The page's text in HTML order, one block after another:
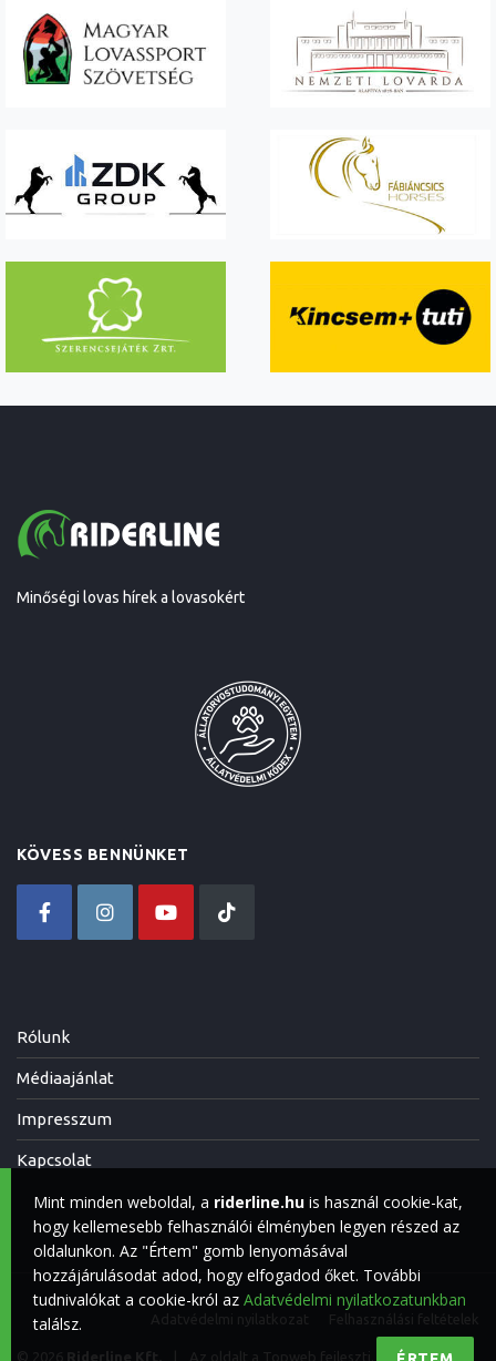
Minőségi lovas hírek a lovasokért
KÖVESS BENNÜNKET
Rólunk
Médiaajánlat
Impresszum
Kapcsolat
Mint minden weboldal, a riderline.hu is használ cookie-kat,
hogy kellemesebb felhasználói élményben legyen részed az
oldalunkon. Az "Értem" gomb lenyomásával
hozzájárulásodat adod, hogy elfogadod őket. További
tudnivalókat a cookie-król az Adatvédelmi nyilatkozatunkban
találsz.